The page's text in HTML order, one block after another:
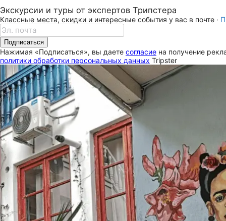
Экскурсии и туры от экспертов Трипстера
Классные места, скидки и интересные события у вас в почте ·
Подписаться
Нажимая «Подписаться», вы даете согласие на получение
политики обработки персональных данных Tripster